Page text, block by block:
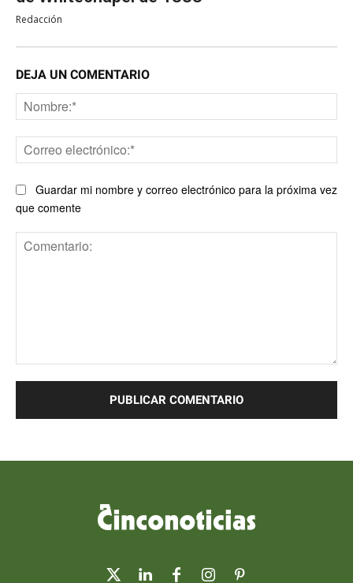
Redacción
DEJA UN COMENTARIO
Guardar mi nombre y correo electrónico para la próxima vez
que comente